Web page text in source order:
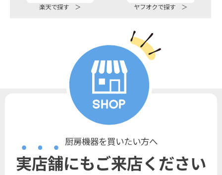
楽天で探す ＞ ヤフオクで探す ＞
厨房機器を買いたい方へ
実店舗にもご来店ください